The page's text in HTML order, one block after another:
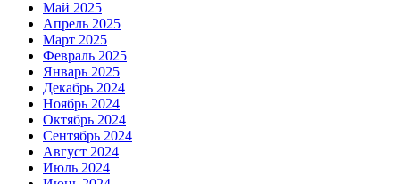
Май 2025
Апрель 2025
Март 2025
Февраль 2025
Январь 2025
Декабрь 2024
Ноябрь 2024
Октябрь 2024
Сентябрь 2024
Август 2024
Июль 2024